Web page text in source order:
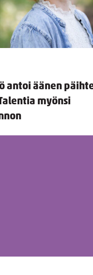
antoi äänen
myönsi